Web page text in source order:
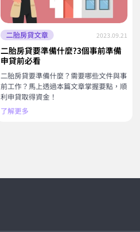
二胎房貸文章 2023.09.21
二胎房貸要準備什麼?3個事前準備
申貸前必看
二胎房貸要準備什麼？需要哪些文件與事
前工作？馬上透過本篇文章掌握要點，順
利申貸取得資金！
了解更多